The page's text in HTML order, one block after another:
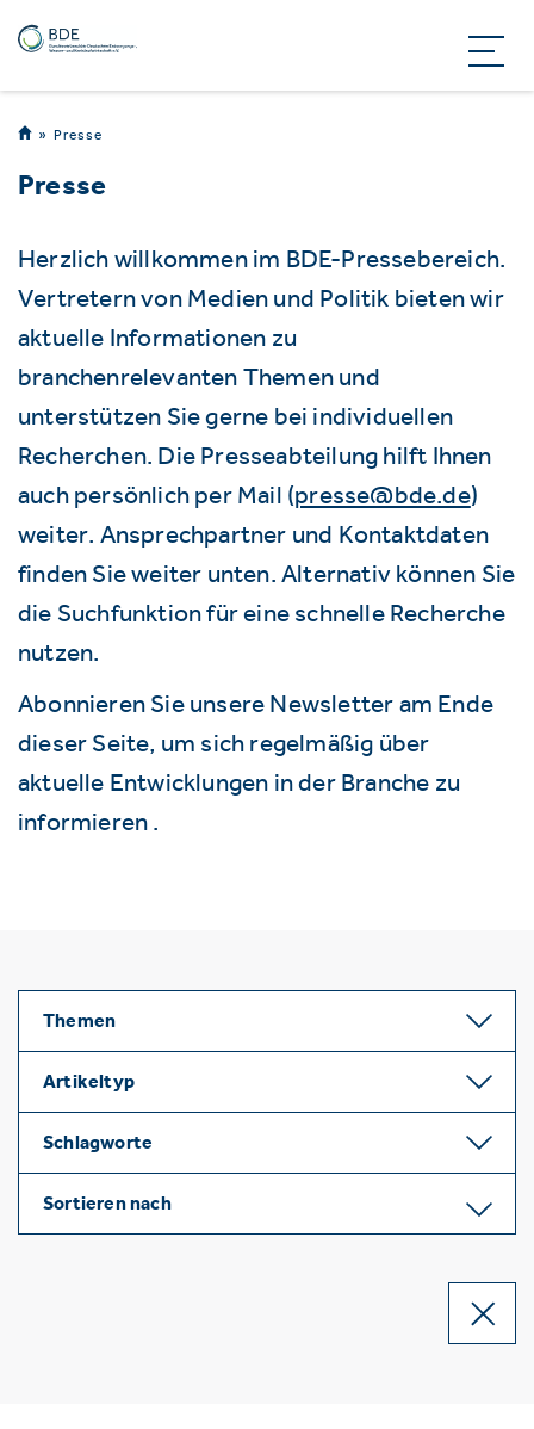
Presse
Presse
Herzlich willkommen im BDE-Pressebereich.
Vertretern von Medien und Politik bieten wir
aktuelle Informationen zu
branchenrelevanten Themen und
unterstützen Sie gerne bei individuellen
Recherchen. Die Presseabteilung hilft Ihnen
auch persönlich per Mail (presse@bde.de)
weiter. Ansprechpartner und Kontaktdaten
finden Sie weiter unten. Alternativ können Sie
die Suchfunktion für eine schnelle Recherche
nutzen.
Abonnieren Sie unsere Newsletter am Ende
dieser Seite, um sich regelmäßig über
aktuelle Entwicklungen in der Branche zu
informieren .
Themen
Artikeltyp
Schlagworte
Sortieren nach